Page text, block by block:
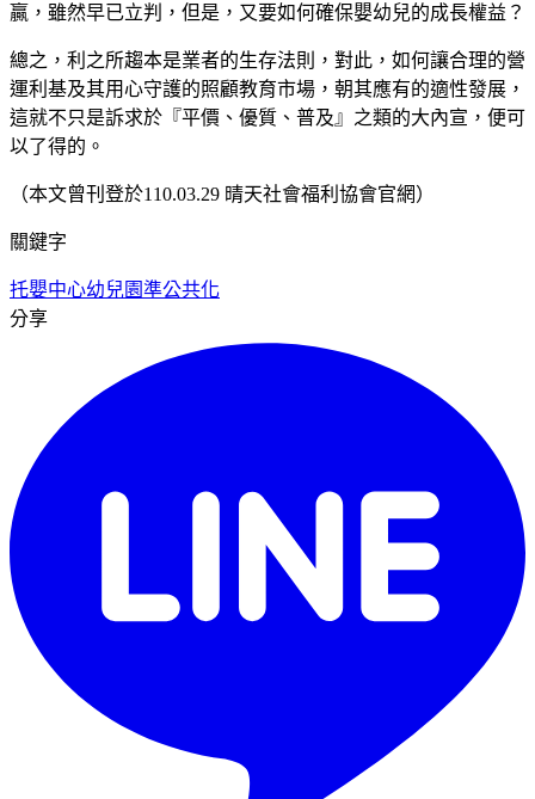
贏，雖然早已立判，但是，又要如何確保嬰幼兒的成長權益？
總之，利之所趨本是業者的生存法則，對此，如何讓合理的營
運利基及其用心守護的照顧教育市場，朝其應有的適性發展，
這就不只是訴求於『平價、優質、普及』之類的大內宣，便可
以了得的。
（本文曾刊登於110.03.29 晴天社會福利協會官網）
關鍵字
托嬰中心幼兒園準公共化
分享